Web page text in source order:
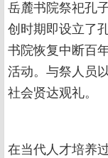
岳麓书院祭祀孔
创时期即设立了
书院恢复中断百
活动。与祭人员
社会贤达观礼。
在当代人才培养